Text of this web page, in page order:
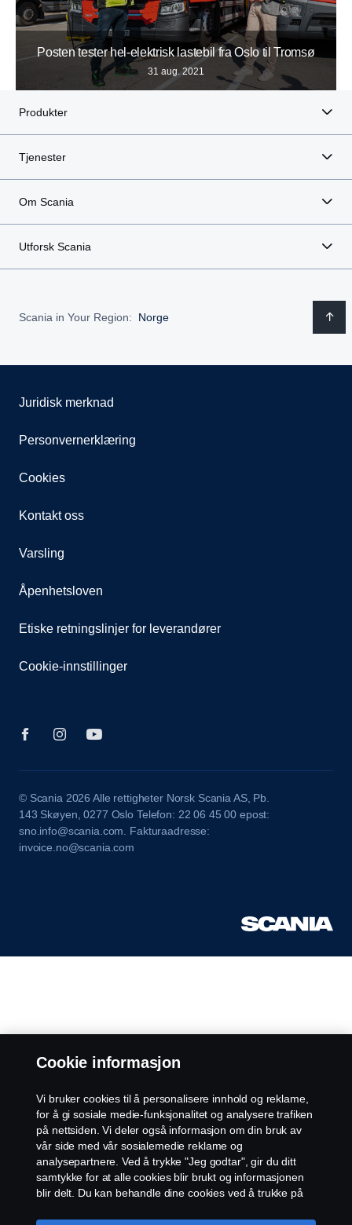
Posten tester hel-elektrisk lastebil fra Oslo til Tromsø
31 aug. 2021
Produkter
Tjenester
Om Scania
Utforsk Scania
Scania in Your Region: Norge
Juridisk merknad
Personvernerklæring
Cookies
Kontakt oss
Varsling
Åpenhetsloven
Etiske retningslinjer for leverandører
Cookie-innstillinger
© Scania 2026 Alle rettigheter Norsk Scania AS, Pb.
143 Skøyen, 0277 Oslo Telefon: 22 06 45 00 epost:
sno.info@scania.com. Fakturaadresse:
invoice.no@scania.com
Cookie informasjon
Vi bruker cookies til å personalisere innhold og reklame,
for å gi sosiale medie-funksjonalitet og analysere trafiken
på nettsiden. Vi deler også informasjon om din bruk av
vår side med vår sosialemedie reklame og
analysepartnere. Ved å trykke "Jeg godtar", gir du ditt
samtykke for at alle cookies blir brukt og informasjonen
blir delt. Du kan behandle dine cookies ved å trukke på